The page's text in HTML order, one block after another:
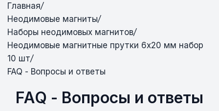
Главная/
Неодимовые магниты/
Наборы неодимовых магнитов/
Неодимовые магнитные прутки 6х20 мм набор
10 шт/
FAQ - Вопросы и ответы
FAQ - Вопросы и ответы